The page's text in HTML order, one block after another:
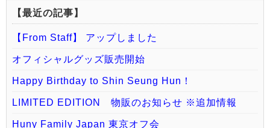
【最近の記事】
【From Staff】 アップしました
オフィシャルグッズ販売開始
Happy Birthday to Shin Seung Hun！
LIMITED EDITION 物販のお知らせ ※追加情報
Huny Family Japan 東京オフ会